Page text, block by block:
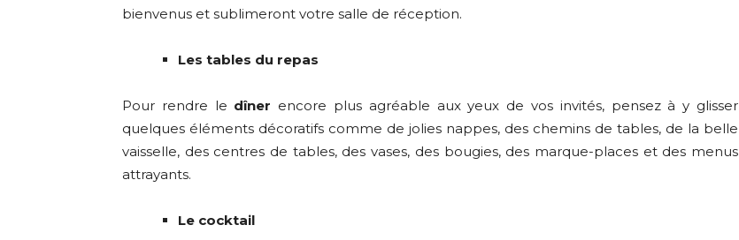
bienvenus et sublimeront votre salle de réception.
Les tables du repas
Pour rendre le dîner encore plus agréable aux yeux de vos invités, pensez à y glisser
quelques éléments décoratifs comme de jolies nappes, des chemins de tables, de la belle
vaisselle, des centres de tables, des vases, des bougies, des marque-places et des menus
attrayants.
Le cocktail